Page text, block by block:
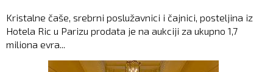
Kristalne čaše, srebrni poslužavnici i čajnici, posteljina iz
Hotela Ric u Parizu prodata je na aukciji za ukupno 1,7
miliona evra...